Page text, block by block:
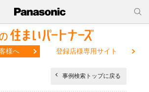
様へ 登録店様専用サイト
事例検索トップに戻る